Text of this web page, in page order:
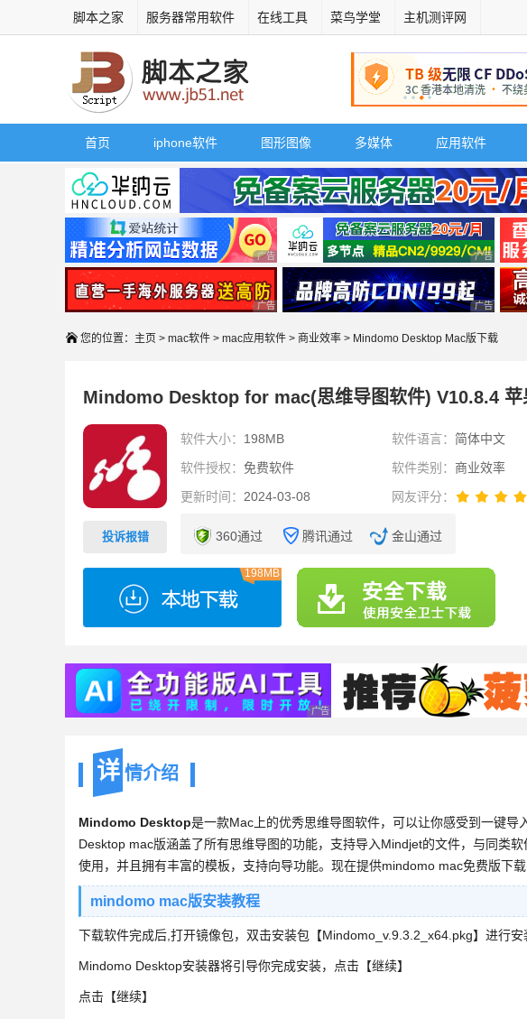
脚本之家 服务器常用软件 在线工具 菜鸟学堂 主机测评网
首页 iphone软件 图形图像 多媒体 应用软件
广告 商业广告，理性选择 广告 商业
广告 商业广告，理性选择 广告 商业
您的位置： 主页 > mac软件 > mac应用软件 > 商业效率 > Mindomo Desktop Mac版下载
Mindomo Desktop for mac(思维导图软件) V10.8.4 苹
投诉报错
软件大小： 198MB 软件语言： 简体中文
软件授权： 免费软件 软件类别： 商业效率
更新时间： 2024-03-08 网友评分：
360通过 腾讯通过 金山通过
198MB
广告 商业广告，理性选择
详 情介绍
Mindomo Desktop是一款Mac上的优秀思维导图软件，可以让你感受到一键
Desktop mac版涵盖了所有思维导图的功能，支持导入Mindjet的文件，与同类
使用，并且拥有丰富的模板，支持向导功能。现在提供mindomo mac免费版下
mindomo mac版安装教程
下载软件完成后,打开镜像包，双击安装包【Mindomo_v.9.3.2_x64.pkg】进行安
Mindomo Desktop安装器将引导你完成安装，点击【继续】
点击【继续】